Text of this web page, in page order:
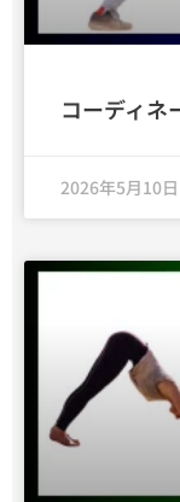
コーディネ
2026年5月10日